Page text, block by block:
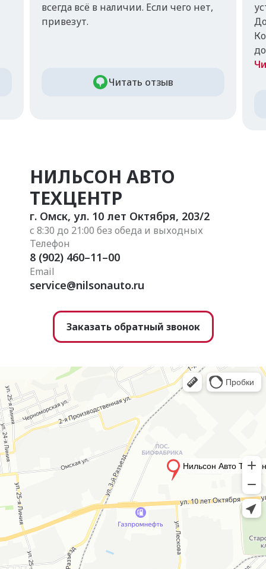
всегда всё в наличии. Если чего нет,
привезут.
Читать отзыв
НИЛЬСОН АВТО
ТЕХЦЕНТР
г. Омск, ул. 10 лет Октября, 203/2
с 8:30 до 21:00 без обеда и выходных
Телефон
8 (902) 460–11–00
Email
service@nilsonauto.ru
Заказать обратный звонок